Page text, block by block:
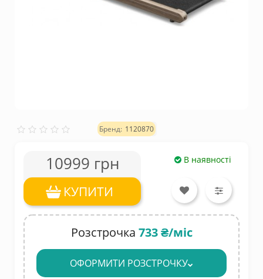
1120870
10999 грн В наявності
КУПИТИ
Розстрочка 733 ₴/міс
ОФОРМИТИ РОЗСТРОЧКУ